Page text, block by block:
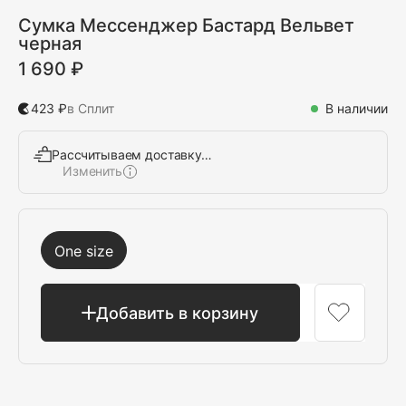
Сумка Мессенджер Бастард Вельвет
черная
1 690 ₽
423 ₽в Сплит В наличии
Рассчитываем доставку…
Изменить
Добавить в корзину
One size